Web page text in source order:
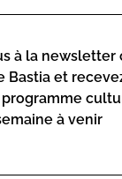
à la
Bastia et
à venir